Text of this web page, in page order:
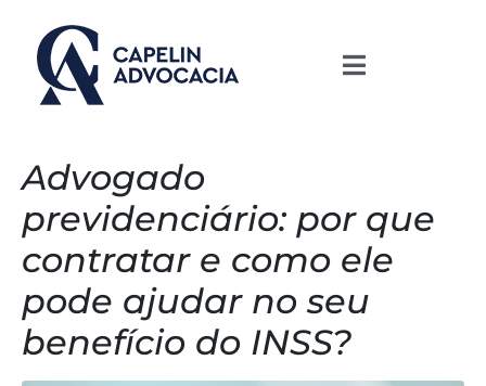
Advogado
previdenciário: por que
contratar e como ele
pode ajudar no seu
benefício do INSS?